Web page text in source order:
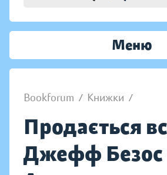
Меню
Bookforum / Книжки /
Продається
Джефф Безос